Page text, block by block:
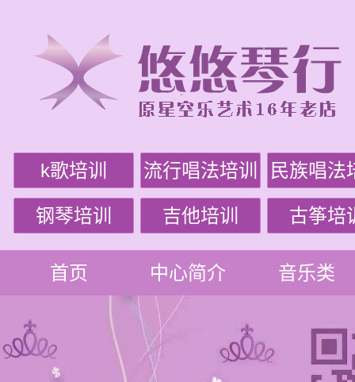
k歌培训 流行唱法培训 民族唱法
钢琴培训 吉他培训 古筝培
首页 中心简介 音乐类